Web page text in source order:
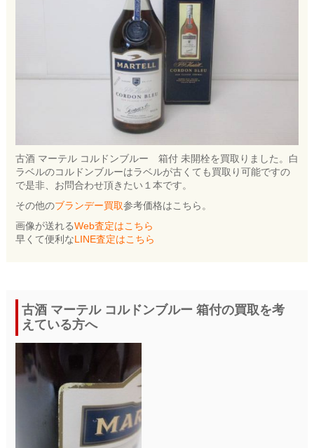
古酒 マーテル コルドンブルー 箱付 未開栓を買取りました。白
ラベルのコルドンブルーはラベルが古くても買取り可能ですの
で是非、お問合わせ頂きたい１本です。
その他のブランデー買取参考価格はこちら。
画像が送れるWeb査定はこちら
早くて便利なLINE査定はこちら
古酒 マーテル コルドンブルー 箱付の買取を考
えている方へ